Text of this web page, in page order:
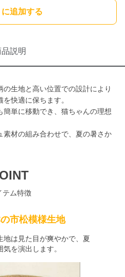
に追加する
説明
生地と高い位置での設計により
快適に保ちます。
単に移動でき、猫ちゃんの理想
素材の組み合わせで、夏の暑さか
テム特徴
市松模様生地
地は見た目が爽やかで、夏
を演出します。